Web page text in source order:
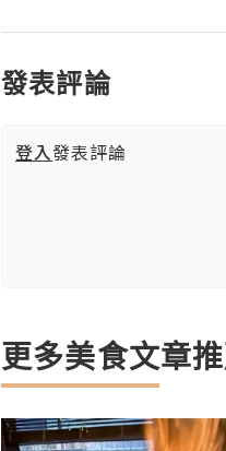
發表評論
登入發表評論
更多美食文章